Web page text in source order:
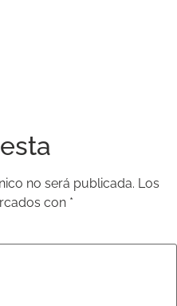
no será publicada. Los
con *